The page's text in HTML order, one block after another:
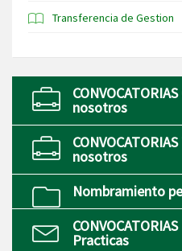
Transferencia de Gestion
nosotros
nosotros
Nombramiento
CONVOCATORIAS
Practicas